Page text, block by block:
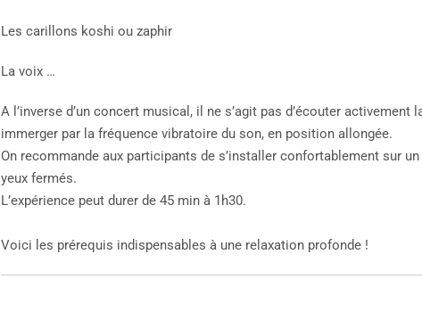
Les carillons koshi ou zaphir
La voix …
A l’inverse d’un concert musical, il ne s’agit pas d’écouter
immerger par la fréquence vibratoire du son, en position allongée.
On recommande aux participants de s’installer confortablement sur
yeux fermés.
L’expérience peut durer de 45 min à 1h30.
Voici les prérequis indispensables à une relaxation profonde !